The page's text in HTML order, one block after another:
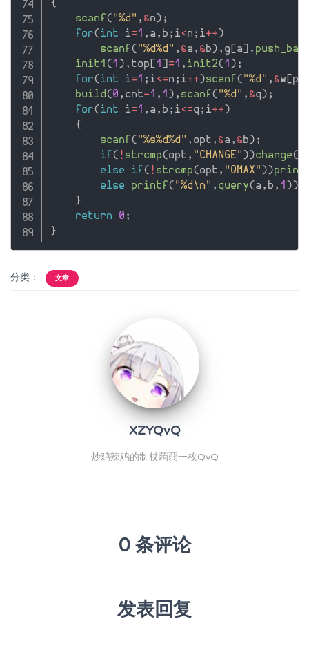
{
scanf ( "%d" , &n) ;
for(int i=1 , a , b ; i<n ; i++)
scanf ( "%d%d" , &a , &b) , g [a] .
init1 (1 ) , top [1 ] =1 , init2(1 ) ;
for(int i=1 ; i<=n ; i++)scanf ( "%d" , &w [
build(0 , cnt-1 , 1 ) , scanf ( "%d" , &q) ;
for(int i=1 , a , b ; i<=q ; i++)
{
scanf ( "%s%d%d" , opt , &a , &b) ;
if ( ! strcmp(opt , "CHANGE" ))change(
else
if ( ! strcmp(opt , "QMAX" ))
else
printf ( "%d\n" , query(a , b , 1 ))
}
return
0 ;
}
分类： 文章
XZYQvQ
炒鸡辣鸡的制杖蒟蒻一枚QvQ
0 条评论
发表回复